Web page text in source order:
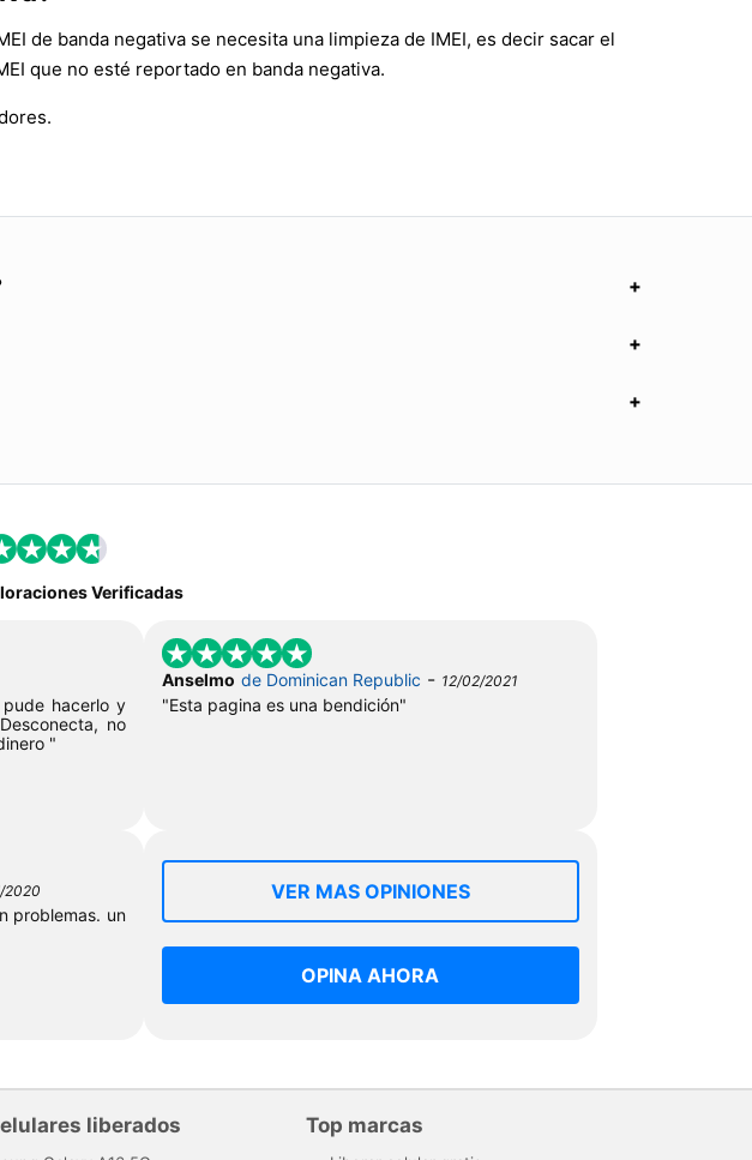
de banda negativa se necesita una limpieza de IMEI, es decir sacar el
que no esté reportado en banda negativa.
Verificadas
hacerlo y
no
"
Anselmo de Dominican Republic - 12/02/2021
"Esta pagina es una bendición"
2020
problemas. un
VER MAS OPINIONES
OPINA AHORA
liberados Top marcas